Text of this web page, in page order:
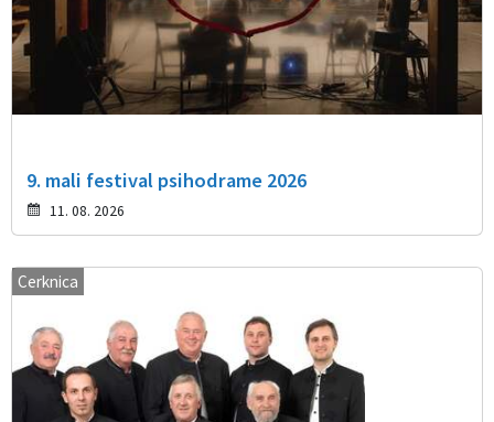
9. mali festival psihodrame 2026
11. 08. 2026
Cerknica